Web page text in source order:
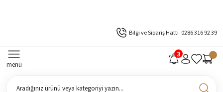
Bilgi ve Sipariş Hattı 0286 316 92 39
menü